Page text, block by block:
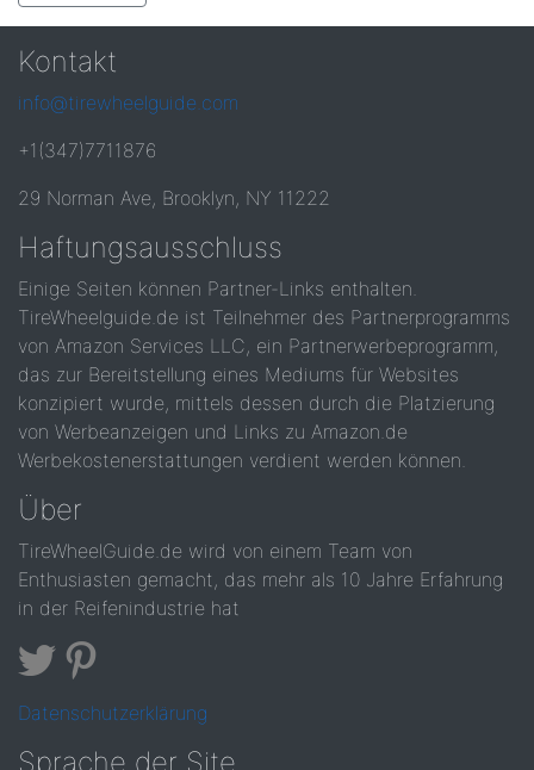
Kontakt
info@tirewheelguide.com
+1(347)7711876
29 Norman Ave, Brooklyn, NY 11222
Haftungsausschluss
Einige Seiten können Partner-Links enthalten.
TireWheelguide.de ist Teilnehmer des Partnerprogramms
von Amazon Services LLC, ein Partnerwerbeprogramm,
das zur Bereitstellung eines Mediums für Websites
konzipiert wurde, mittels dessen durch die Platzierung
von Werbeanzeigen und Links zu Amazon.de
Werbekostenerstattungen verdient werden können.
Über
TireWheelGuide.de wird von einem Team von
Enthusiasten gemacht, das mehr als 10 Jahre Erfahrung
in der Reifenindustrie hat
Datenschutzerklärung
Sprache der Site